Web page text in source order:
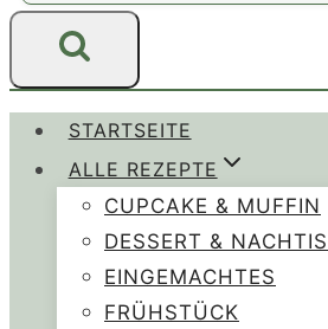
STARTSEITE
ALLE REZEPTE
CUPCAKE & MUFFIN
DESSERT &
EINGEMACHTES
FRÜHSTÜCK